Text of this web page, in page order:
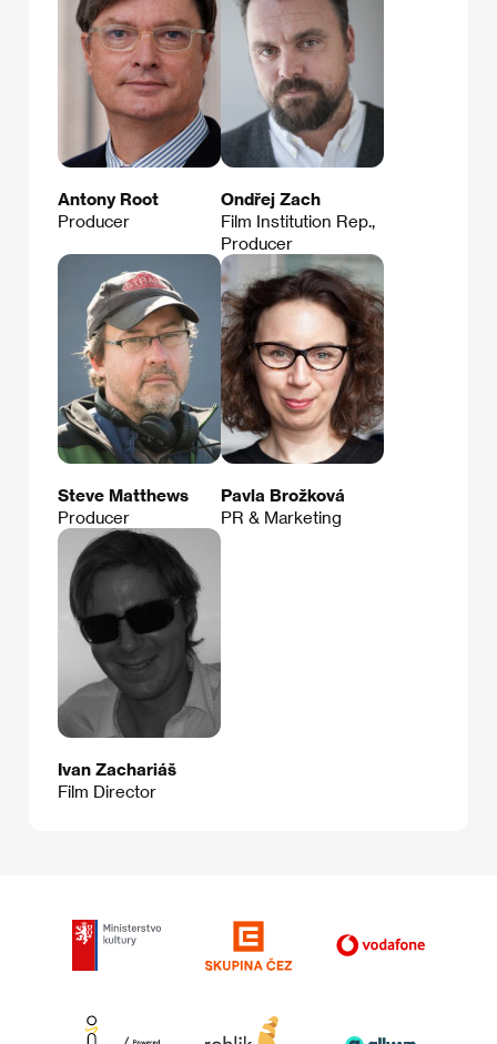
Antony Root
Producer
Ondřej Zach
Film Institution Rep.,
Producer
Steve Matthews
Producer
Pavla Brožková
PR & Marketing
Ivan Zachariáš
Film Director